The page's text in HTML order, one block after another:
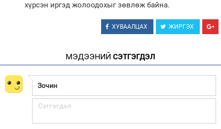
хүрсэн иргэд жолоодохыг зөвлөж байна.
ХУВААЛЦАХ ЖИРГЭХ
МЭДЭЭНИЙ СЭТГЭГДЭЛ